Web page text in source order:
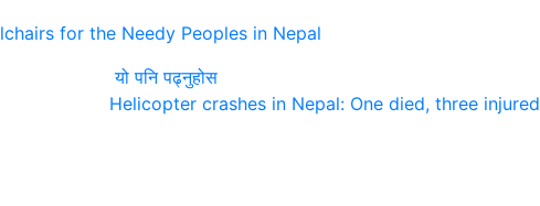
for the Needy Peoples in Nepal
यो पनि पढ्नुहोस
Helicopter crashes in Nepal: One died, three injured